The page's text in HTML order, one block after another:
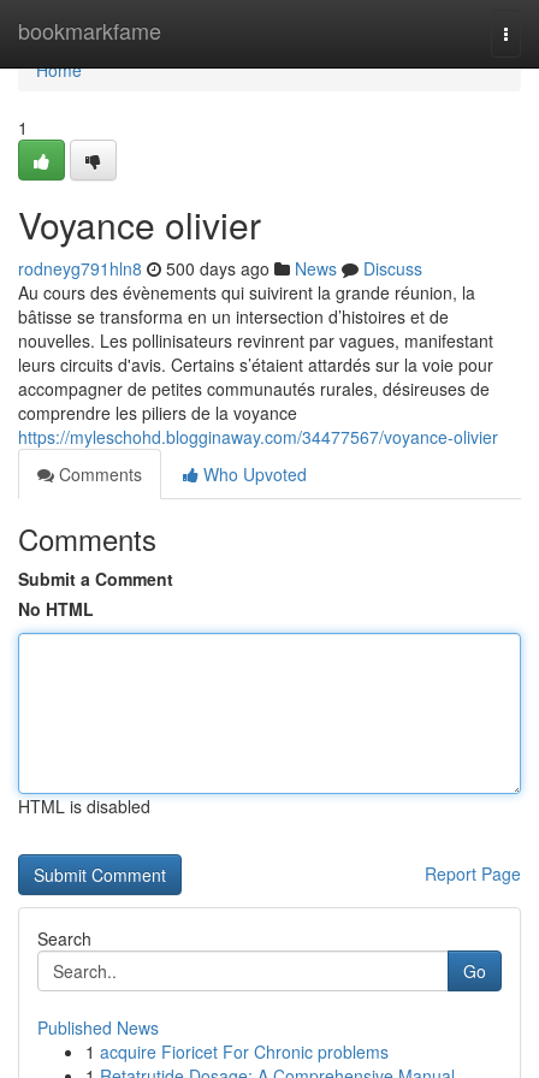
bookmarkfame
Home
Home
1
Voyance olivier
rodneyg791hln8 500 days ago News
Discuss
Au cours des évènements qui suivirent la grande réunion, la
bâtisse se transforma en un intersection d’histoires et de
nouvelles. Les pollinisateurs revinrent par vagues, manifestant
leurs circuits d'avis. Certains s’étaient attardés sur la voie pour
accompagner de petites communautés rurales, désireuses de
comprendre les piliers de la voyance
https://myleschohd.blogginaway.com/34477567/voyance-olivier
Comments
Who Upvoted
Comments
Submit a Comment
No HTML
HTML is disabled
Report Page
Search
Go
Published News
1 acquire Fioricet For Chronic problems